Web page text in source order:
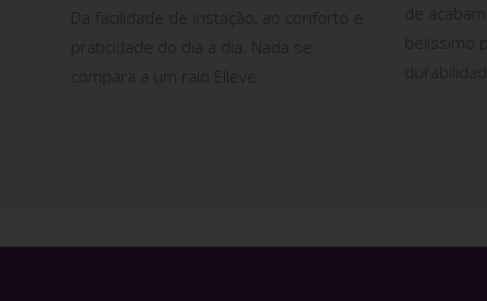
Da facilidade de instação, ao conforto e
praticidade do dia a dia. Nada se
compara a um ralo Elleve.
de
belíssimo